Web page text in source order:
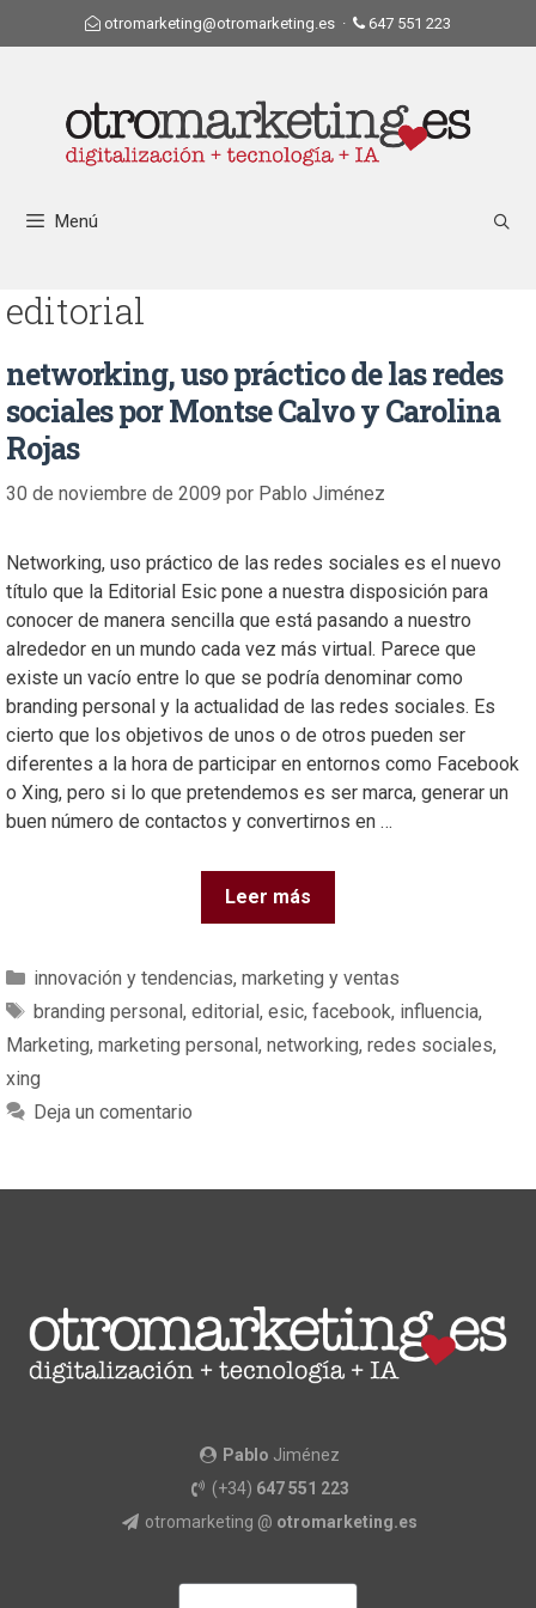
otromarketing@otromarketing.es · 647 551 223
Menú
editorial
networking, uso práctico de las redes
sociales por Montse Calvo y Carolina
Rojas
30 de noviembre de 2009 por Pablo Jiménez
Networking, uso práctico de las redes sociales es el nuevo
título que la Editorial Esic pone a nuestra disposición para
conocer de manera sencilla que está pasando a nuestro
alrededor en un mundo cada vez más virtual. Parece que
existe un vacío entre lo que se podría denominar como
branding personal y la actualidad de las redes sociales. Es
cierto que los objetivos de unos o de otros pueden ser
diferentes a la hora de participar en entornos como Facebook
o Xing, pero si lo que pretendemos es ser marca, generar un
buen número de contactos y convertirnos en …
Leer más
innovación y tendencias, marketing y ventas
branding personal, editorial, esic, facebook, influencia,
Marketing, marketing personal, networking, redes sociales,
xing
Deja un comentario
Pablo Jiménez
(+34) 647 551 223
otromarketing @ otromarketing.es